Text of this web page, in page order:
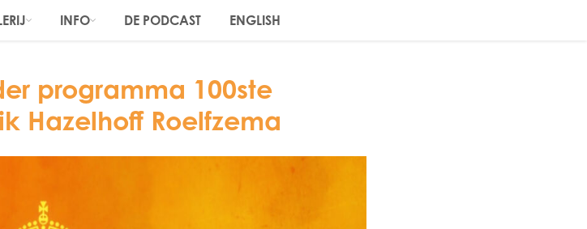
INFO DE PODCAST ENGLISH
programma 100ste
Hazelhoff Roelfzema